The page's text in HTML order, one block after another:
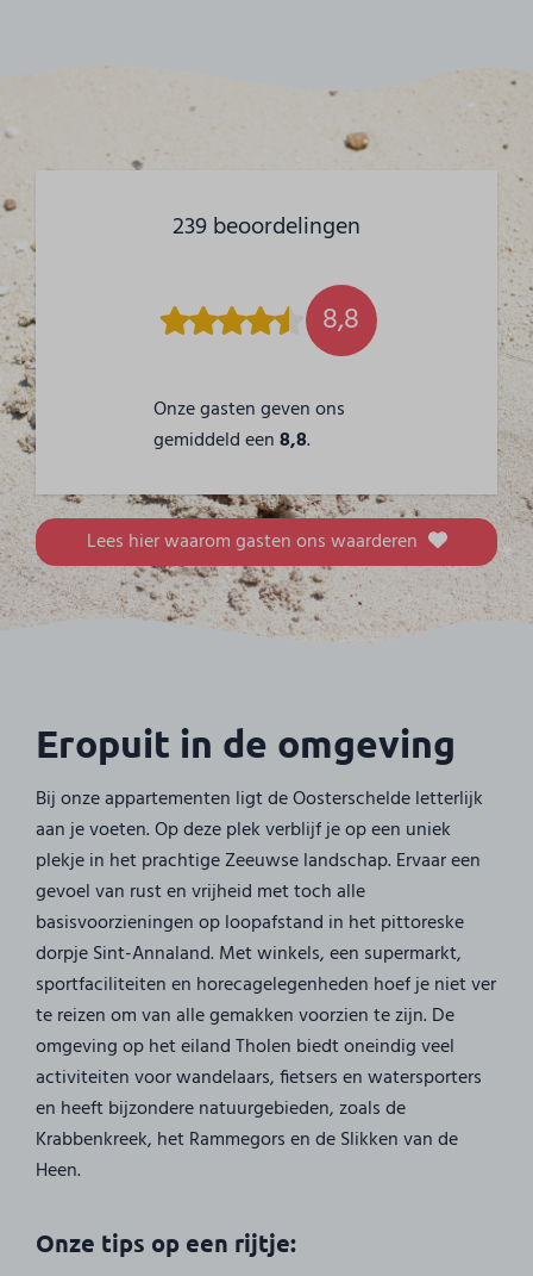
239 beoordelingen
8,8
Onze gasten geven ons
gemiddeld een8,8.
Lees hier waarom gasten ons waarderen
Eropuit in de omgeving
Bij onze appartementen ligt de Oosterschelde letterlijk
aan je voeten. Op deze plek verblijf je op een uniek
plekje in het prachtige Zeeuwse landschap. Ervaar een
gevoel van rust en vrijheid met toch alle
basisvoorzieningen op loopafstand in het pittoreske
dorpje Sint-Annaland. Met winkels, een supermarkt,
sportfaciliteiten en horecagelegenheden hoef je niet ver
te reizen om van alle gemakken voorzien te zijn. De
omgeving op het eiland Tholen biedt oneindig veel
activiteiten voor wandelaars, fietsers en watersporters
en heeft bijzondere natuurgebieden, zoals de
Krabbenkreek, het Rammegors en de Slikken van de
Heen.
Onze tips op een rijtje: